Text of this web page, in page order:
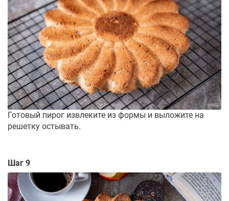
Готовый пирог извлеките из формы и выложите на
решетку остывать.
Шаг 9